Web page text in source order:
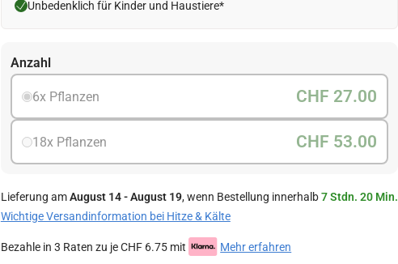
Unbedenklich für Kinder und Haustiere*
Anzahl
6x Pflanzen CHF 27.00
18x Pflanzen CHF 53.00
Lieferung amAugust 14 - August 19, wenn Bestellung innerhalb7 Stdn. 20 Min.
Wichtige Versandinformation bei Hitze & Kälte
Bezahle in 3 Raten zu je CHF 6.75 mit Mehr erfahren